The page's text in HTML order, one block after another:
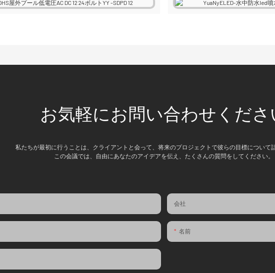
お気軽にお問い合わせくださ
私たちが最初に行うことは、クライアントと会って、将来のプロジェクトで彼らの目標について
この会議では、自由にあなたのアイデアを伝え、たくさんの質問をしてください。
会社
名前